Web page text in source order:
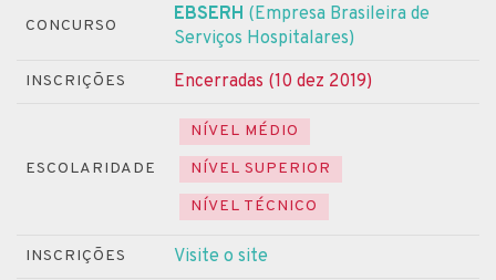
CONCURSO
EBSERH (Empresa Brasileira de
Serviços Hospitalares)
INSCRIÇÕES Encerradas (10 dez 2019)
ESCOLARIDADE
NÍVEL MÉDIO
NÍVEL SUPERIOR
NÍVEL TÉCNICO
INSCRIÇÕES Visite o site